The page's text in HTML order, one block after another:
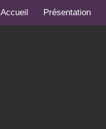
Accueil Présentation